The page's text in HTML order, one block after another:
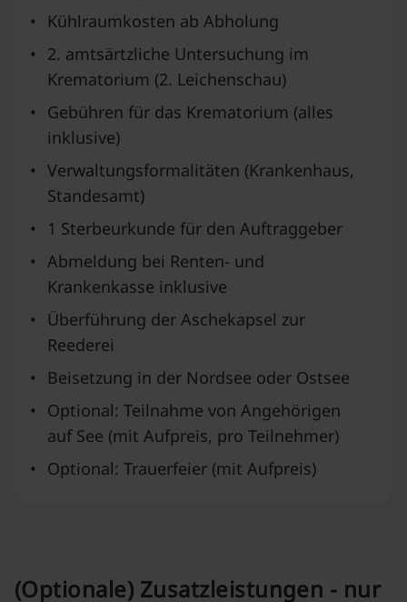
•
Kühlraumkosten ab Abholung
•
2. amtsärtzliche Untersuchung im
Krematorium (2. Leichenschau)
•
Gebühren für das Krematorium (alles
inklusive)
• Verwaltungsformalitäten (Krankenhaus,
Standesamt)
•
1 Sterbeurkunde für den Auftraggeber
• Abmeldung bei Renten- und
Krankenkasse inklusive
•
Überführung der Aschekapsel zur
Reederei
•
Beisetzung in der Nordsee oder Ostsee
•
Optional: Teilnahme von Angehörigen
auf See (mit Aufpreis, pro Teilnehmer)
•
Optional: Trauerfeier (mit Aufpreis)
(Optionale) Zusatzleistungen - nur